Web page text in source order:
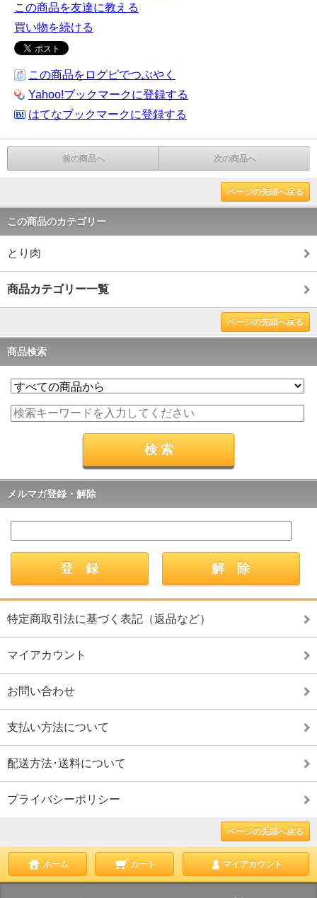
この商品を友達に教える
買い物を続ける
この商品をログピでつぶやく
Yahoo!ブックマークに登録する
はてなブックマークに登録する
前の商品へ 次の商品へ
ページの先頭へ戻る
この商品のカテゴリー
とり肉
商品カテゴリー一覧
ページの先頭へ戻る
商品検索
メルマガ登録・解除
特定商取引法に基づく表記（返品など）
マイアカウント
お問い合わせ
支払い方法について
配送方法･送料について
プライバシーポリシー
ページの先頭へ戻る
ホーム カート マイアカウント